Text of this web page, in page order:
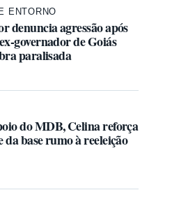
ENTORNO
denuncia agressão após
governador de Goiás
paralisada
do MDB, Celina reforça
da base rumo à reeleição